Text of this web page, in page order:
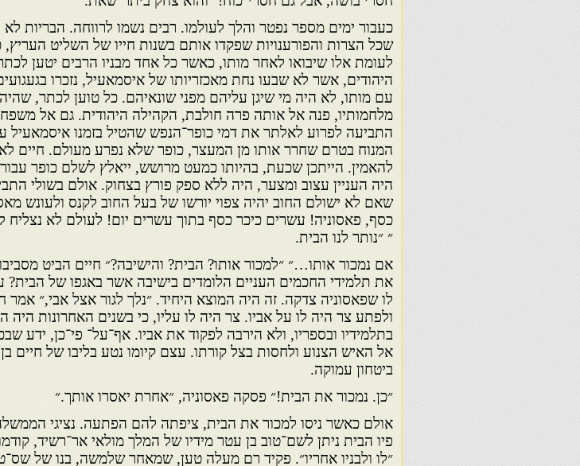
כעבור ימים מספר נפטר והלך לעולמו. רבים נשמו לרווחה. הבריות
שכל הצרות והפורענויות שפקדו אותם בשנות חייו של השליט העריץ,
לעומת אלו שיבואו לאחר מותו, כאשר כל אחד מבניו הרבים יטען
היהודים, אשר לא שבעו נחת מאכזריותו של איסמאעיל, נזכרו
עם מותו, לא היה מי שיגן עליהם מפני שונאיהם. כל טוען לכתר,
מלחמותיו, פנה אל אותה פרה חולבת, הקהילה היהודית. גם אל
התביעה לפרוע לאלתר את דמי כופר־הנפש שהטיל בזמנו איסמאעיל
המנוח בטרם שחרר אותו מן המעצר, כופר שלא נפרע מעולם. חיים
להאמין. הייתכן שכעת, בהיותו כמעט מרושש, ייאלץ לשלם כופר
היה העניין עצוב ומצער, היה ללא ספק פורץ בצחוק. אולם בשולי
שאם לא ישולם החוב יהיה צפוי יורשו של בעל החוב לקנס ולעונש
כסף, פאסוניה! עשרים כיכר כסף בתוך עשרים יום! לעולם לא נצליח
״ ״נותר לנו הבית.
אם נמכור אותו…״ ״למכור אותו? הבית? והישיבה?״ חיים הביט
את תלמידי החכמים העניים הלומדים בישיבה אשר באגפו של הבית?
לו שפאסוניה צדקה. זה היה המוצא היחיד. ״נלך לגור אצל אבי,״ אמר
ולפתע צר היה לו על אביו. צר היה לו עליו, כי בשנים האחרונות היה
בתלמידיו ובספריו, ולא הירבה לפקוד את אביו. אף־על־ פי־כן, ידע
אל האיש הצנוע ולחסות בצל קורתו. עצם קיומו נטע בליבו של חיים
ביטחון עמוקה.
״כן. נמכור את הבית!״ פסקה פאסוניה, ״אחרת יאסרו אותך.״
אולם כאשר ניסו למכור את הבית, ציפתה להם הפתעה. נציגי
פיו הבית ניתן לשם־טוב בן עטר מידיו של המלך מולאי אר־רשיד,
״לו ולבניו אחריו״. פקיד רם מעלה טען, שמאחר שלמשה, בנו של